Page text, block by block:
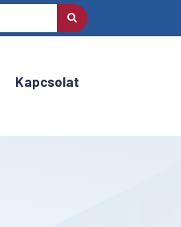
Kapcsolat